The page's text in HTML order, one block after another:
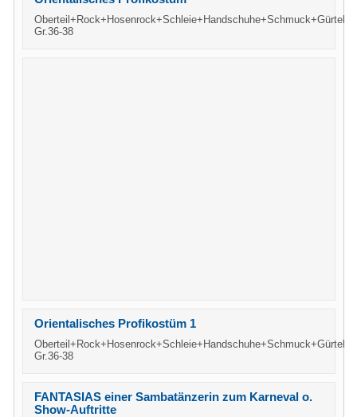
Oberteil+Rock+Hosenrock+Schleie+Handschuhe+Schmuck+Gürtel
Gr.36-38
Orientalisches Profikostüm 1
Oberteil+Rock+Hosenrock+Schleie+Handschuhe+Schmuck+Gürtel
Gr.36-38
FANTASIAS einer Sambatänzerin zum Karneval o.
Show-Auftritte